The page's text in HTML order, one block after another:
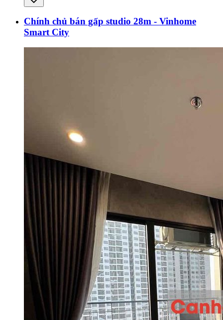
Chính chủ bán gấp studio 28m - Vinhome
Smart City